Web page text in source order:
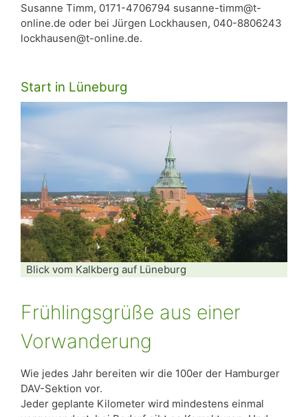
Susanne Timm, 0171-4706794 susanne-timm@t-
online.de oder bei Jürgen Lockhausen, 040-8806243
lockhausen@t-online.de.
Start in Lüneburg
Blick vom Kalkberg auf Lüneburg
Frühlingsgrüße aus einer
Vorwanderung
Wie jedes Jahr bereiten wir die 100er der Hamburger
DAV-Sektion vor.
Jeder geplante Kilometer wird mindestens einmal